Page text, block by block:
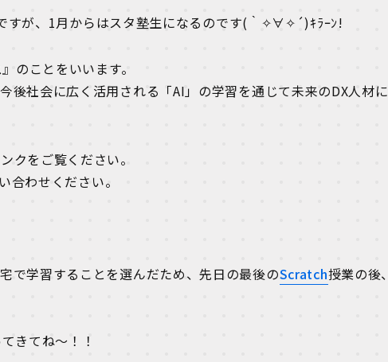
すが、1月からはスタ塾生になるのです(｀✧∀✧´)ｷﾗｰﾝ!
のことをいいます。
後社会に広く活用される「AI」の学習を通じて未来のDX人材に
クをご覧ください。
合わせください。
で学習することを選んだため、先日の最後のScratch授業の後、
きてね～！！